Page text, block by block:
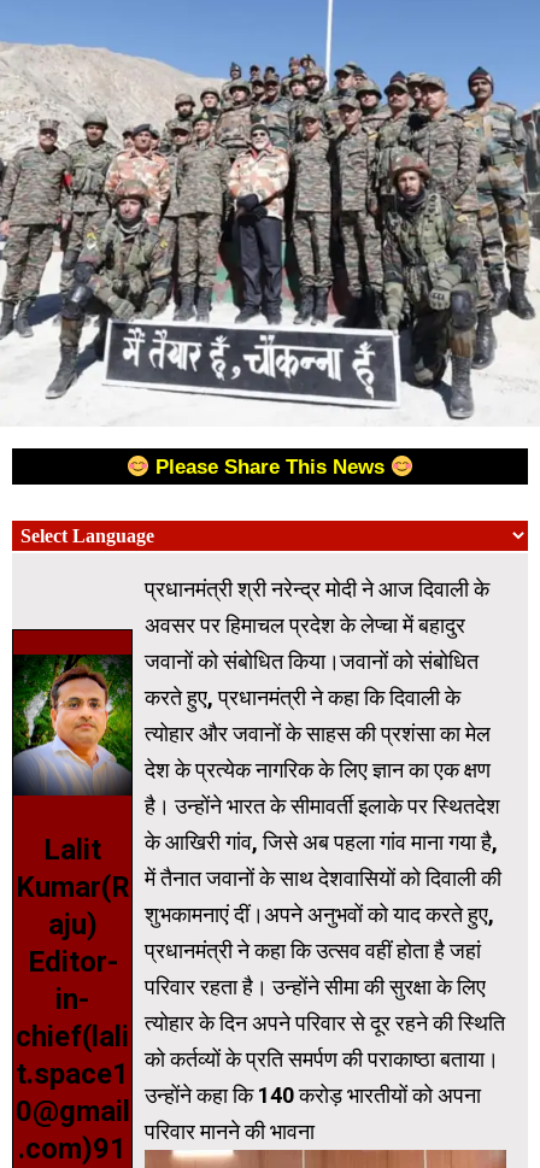
Please Share This News
Lalit
Kumar(R
aju)
Editor-
in-
chief(lali
t.space1
0@gmail
.com)91
प्रधानमंत्री श्री नरेन्द्र मोदी ने आज दिवाली के
अवसर पर हिमाचल प्रदेश के लेप्चा में बहादुर
जवानों को संबोधित किया।जवानों को संबोधित
करते हुए, प्रधानमंत्री ने कहा कि दिवाली के
त्योहार और जवानों के साहस की प्रशंसा का मेल
देश के प्रत्येक नागरिक के लिए ज्ञान का एक क्षण
है। उन्होंने भारत के सीमावर्ती इलाके पर स्थितदेश
के आखिरी गांव, जिसे अब पहला गांव माना गया है,
में तैनात जवानों के साथ देशवासियों को दिवाली की
शुभकामनाएं दीं।अपने अनुभवों को याद करते हुए,
प्रधानमंत्री ने कहा कि उत्सव वहीं होता है जहां
परिवार रहता है। उन्होंने सीमा की सुरक्षा के लिए
त्योहार के दिन अपने परिवार से दूर रहने की स्थिति
को कर्तव्यों के प्रति समर्पण की पराकाष्ठा बताया।
उन्होंने कहा कि 140 करोड़ भारतीयों को अपना
परिवार मानने की भावना